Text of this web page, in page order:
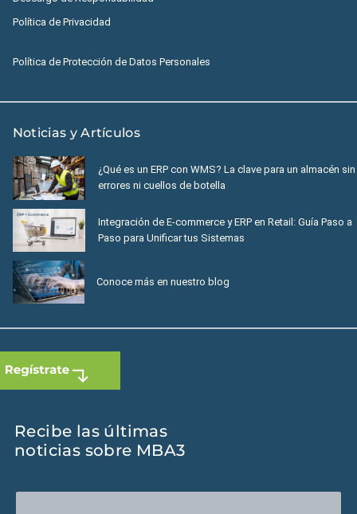
Política de Privacidad
Política de Protección de Datos Personales
Noticias y Artículos
¿Qué es un ERP con WMS? La clave para un almacén sin
errores ni cuellos de botella
Integración de E-commerce y ERP en Retail: Guía Paso a
Paso para Unificar tus Sistemas
Conoce más en nuestro blog
Recibe las últimas
noticias sobre MBA3